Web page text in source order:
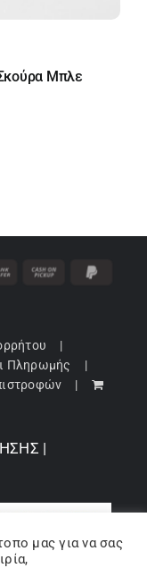
Μπλε
Πληρωμής
|
μας για να σας